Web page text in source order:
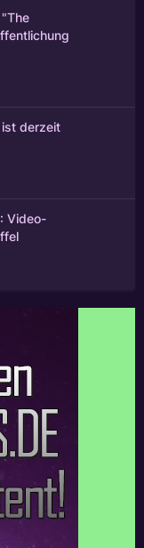
ist derzeit
Video-